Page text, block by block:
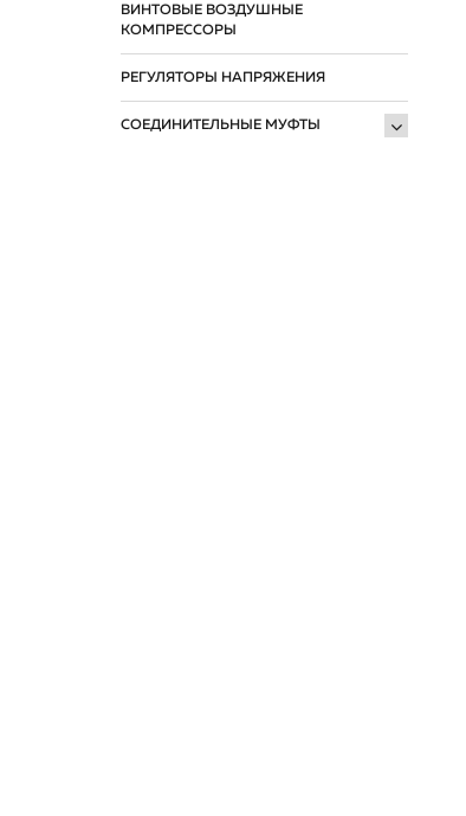
ВИНТОВЫЕ ВОЗДУШНЫЕ
КОМПРЕССОРЫ
РЕГУЛЯТОРЫ НАПРЯЖЕНИЯ
СОЕДИНИТЕЛЬНЫЕ МУФТЫ